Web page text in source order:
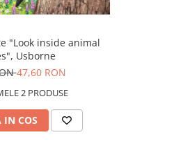
"Look inside animal
Usborne
47,60 RON
2 PRODUSE
IN COS